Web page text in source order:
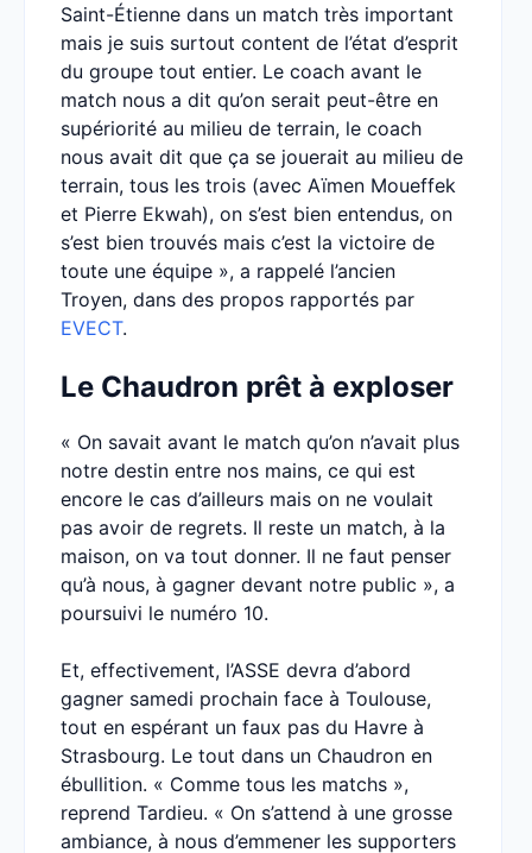
Saint-Étienne dans un match très important
mais je suis surtout content de l’état d’esprit
du groupe tout entier. Le coach avant le
match nous a dit qu’on serait peut-être en
supériorité au milieu de terrain, le coach
nous avait dit que ça se jouerait au milieu de
terrain, tous les trois (avec Aïmen Moueffek
et Pierre Ekwah), on s’est bien entendus, on
s’est bien trouvés mais c’est la victoire de
toute une équipe », a rappelé l’ancien
Troyen, dans des propos rapportés par
EVECT.
Le Chaudron prêt à exploser
« On savait avant le match qu’on n’avait plus
notre destin entre nos mains, ce qui est
encore le cas d’ailleurs mais on ne voulait
pas avoir de regrets. Il reste un match, à la
maison, on va tout donner. Il ne faut penser
qu’à nous, à gagner devant notre public », a
poursuivi le numéro 10.
Et, effectivement, l’ASSE devra d’abord
gagner samedi prochain face à Toulouse,
tout en espérant un faux pas du Havre à
Strasbourg. Le tout dans un Chaudron en
ébullition. « Comme tous les matchs »,
reprend Tardieu. « On s’attend à une grosse
ambiance, à nous d’emmener les supporters